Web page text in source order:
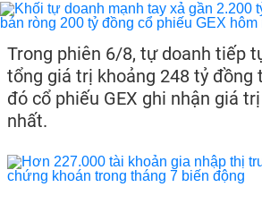
Trong phiên 6/8, tự doanh tiếp
tổng giá trị khoảng 248 tỷ đồng
đó cổ phiếu GEX ghi nhận giá
nhất.